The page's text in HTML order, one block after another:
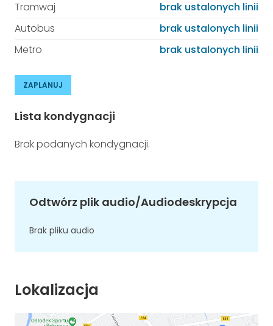
Tramwaj
brak ustalonych linii
Autobus
brak ustalonych linii
Metro
brak ustalonych linii
ZAPLANUJ
Lista kondygnacji
Brak podanych kondygnacji.
Odtwórz plik audio/Audiodeskrypcja
Brak pliku audio
Lokalizacja